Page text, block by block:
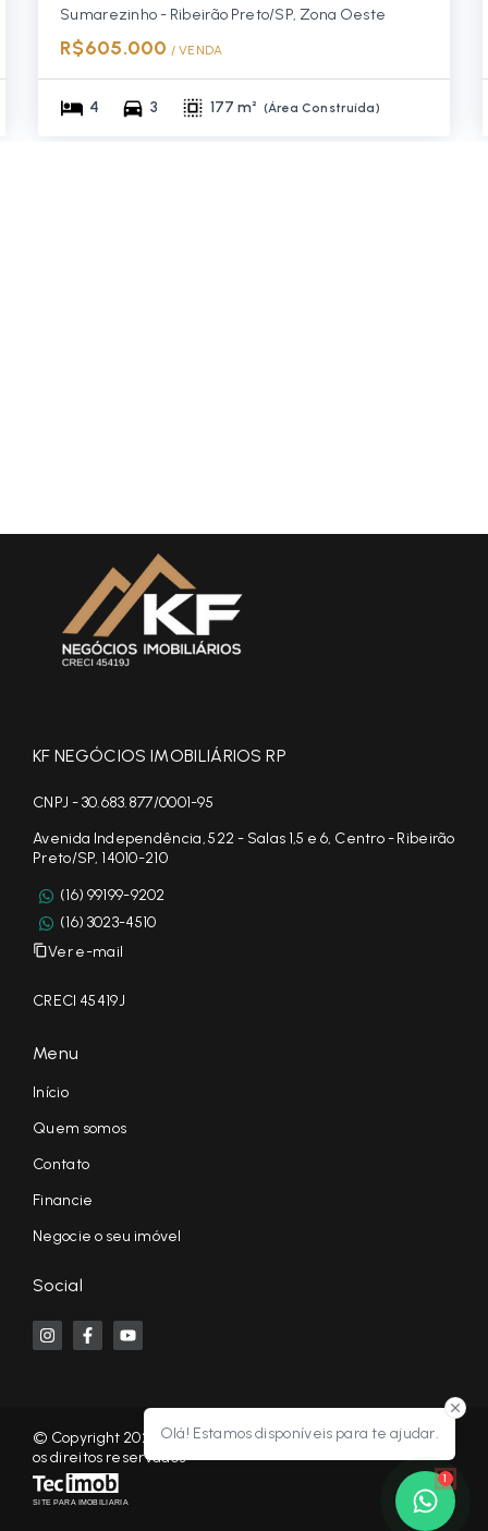
Sumarezinho - Ribeirão Preto/SP, Zona Oeste
R$605.000 / VENDA
4 3 177 m² (Área Construída)
Olá! Estamos disponíveis para te ajudar.
1
KF NEGÓCIOS IMOBILIÁRIOS RP
CNPJ - 30.683.877/0001-95
Avenida Independência, 522 - Salas 1,5 e 6, Centro - Ribeirão
Preto/SP, 14010-210
(16) 99199-9202
(16) 3023-4510
Ver e-mail
CRECI 45419J
Menu
Início
Quem somos
Contato
Financie
Negocie o seu imóvel
Social
© Copyright 2026 - KF NEGÓCIOS IMOBILIÁRIOS RP - Todos
os direitos reservados
SITE PARA IMOBILIARIA